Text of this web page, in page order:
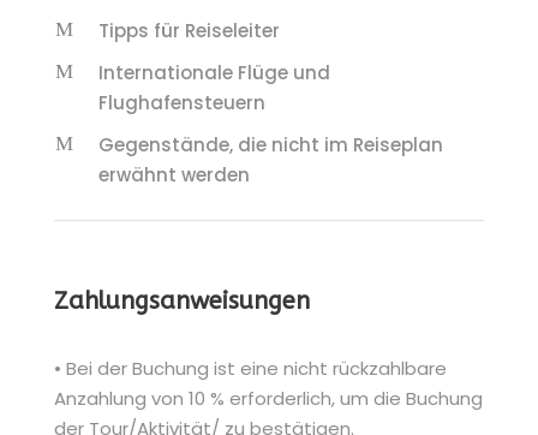
Tipps für Reiseleiter
Internationale Flüge und
Flughafensteuern
Gegenstände, die nicht im Reiseplan
erwähnt werden
Zahlungsanweisungen
• Bei der Buchung ist eine nicht rückzahlbare
Anzahlung von 10 % erforderlich, um die Buchung
der Tour/Aktivität/ zu bestätigen.